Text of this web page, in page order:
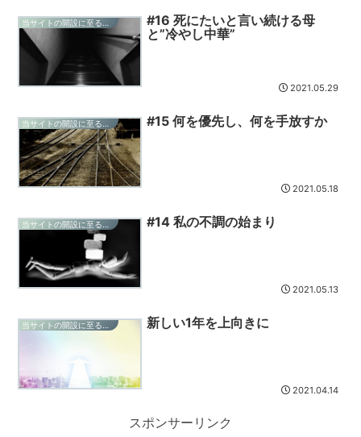
#16 死にたいと言い続ける母
と”冷やし中華”
2021.05.29
#15 何を優先し、何を手放すか
2021.05.18
#14 私の不調の始まり
2021.05.13
新しい1年を上向きに
2021.04.14
スポンサーリンク